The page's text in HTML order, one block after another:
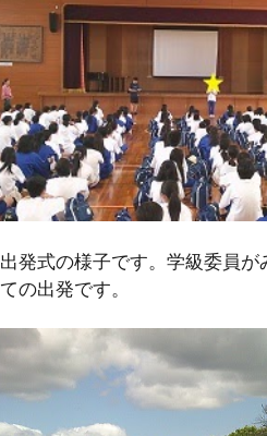
出発式の様子です。学級委員
ての出発です。